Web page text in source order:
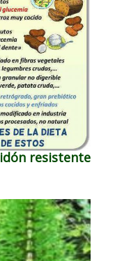
resistente